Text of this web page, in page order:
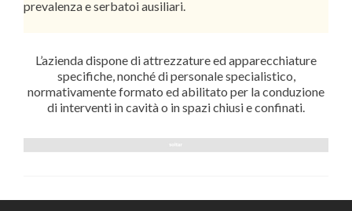
prevalenza e serbatoi ausiliari.
L’azienda dispone di attrezzature ed apparecchiature
specifiche, nonché di personale specialistico,
normativamente formato ed abilitato per la conduzione
di interventi in cavità o in spazi chiusi e confinati.